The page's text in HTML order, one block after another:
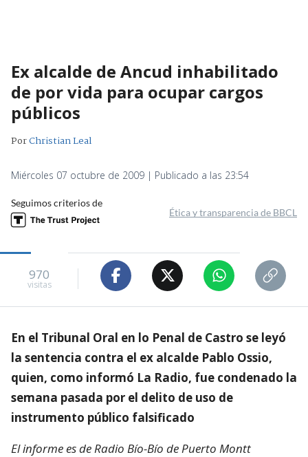
Ex alcalde de Ancud inhabilitado
de por vida para ocupar cargos
públicos
PorChristian Leal
Miércoles 07 octubre de 2009 | Publicado a las 23:54
Seguimos criterios de
Ética y transparencia de BBCL
970
visitas
En el Tribunal Oral en lo Penal de Castro se leyó
la sentencia contra el ex alcalde Pablo Ossio,
quien, como informó La Radio, fue condenado la
semana pasada por el delito de uso de
instrumento público falsificado
El informe es de Radio Bío-Bío de Puerto Montt